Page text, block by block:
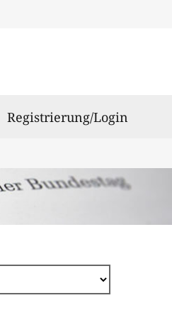
Registrierung/Login